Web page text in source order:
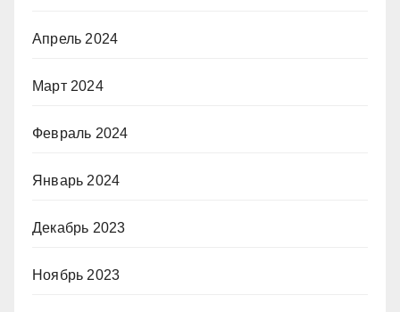
Апрель 2024
Март 2024
Февраль 2024
Январь 2024
Декабрь 2023
Ноябрь 2023